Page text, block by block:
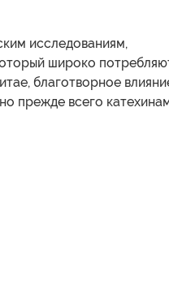
исследованиям,
широко
благотворное
прежде всего